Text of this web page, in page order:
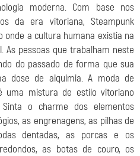
moderna. Com base nos
da era vitoriana, Steampunk
a cultura humana existia na
As pessoas que trabalham neste
do passado de forma que sua
dose de alquimia. A moda de
uma mistura de estilo vitoriano
o charme dos elementos
as engrenagens, as pilhas de
dentadas, as porcas e os
as botas de couro, os